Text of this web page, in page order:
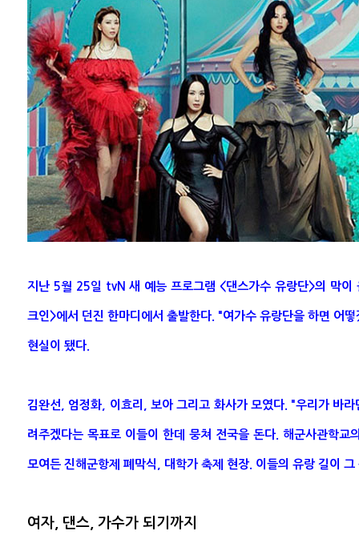
지난 5월 25일 tvN 새 예능 프로그램 <댄스가수 유랑단>의 막이
크인>에서 던진 한마디에서 출발한다. "여가수 유랑단을 하면 어
현실이 됐다.
김완선, 엄정화, 이효리, 보아 그리고 화사가 모였다. "우리가 바
려주겠다는 목표로 이들이 한데 뭉쳐 전국을 돈다. 해군사관학교
모여든 진해군항제 폐막식, 대학가 축제 현장. 이들의 유랑 길이
여자, 댄스, 가수가 되기까지